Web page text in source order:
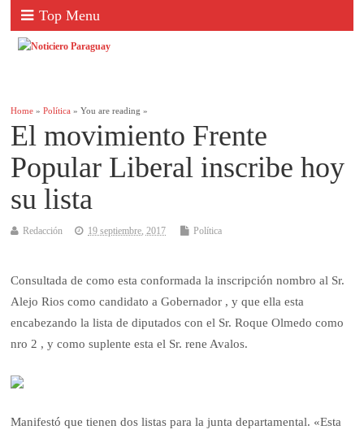
Top Menu
Home »Política » You are reading »
El movimiento Frente
Popular Liberal inscribe hoy
su lista
Redacción 19 septiembre, 2017 Política
Consultada de como esta conformada la inscripción nombro al Sr.
Alejo Rios como candidato a Gobernador , y que ella esta
encabezando la lista de diputados con el Sr. Roque Olmedo como
nro 2 , y como suplente esta el Sr. rene Avalos.
Manifestó que tienen dos listas para la junta departamental. «Esta